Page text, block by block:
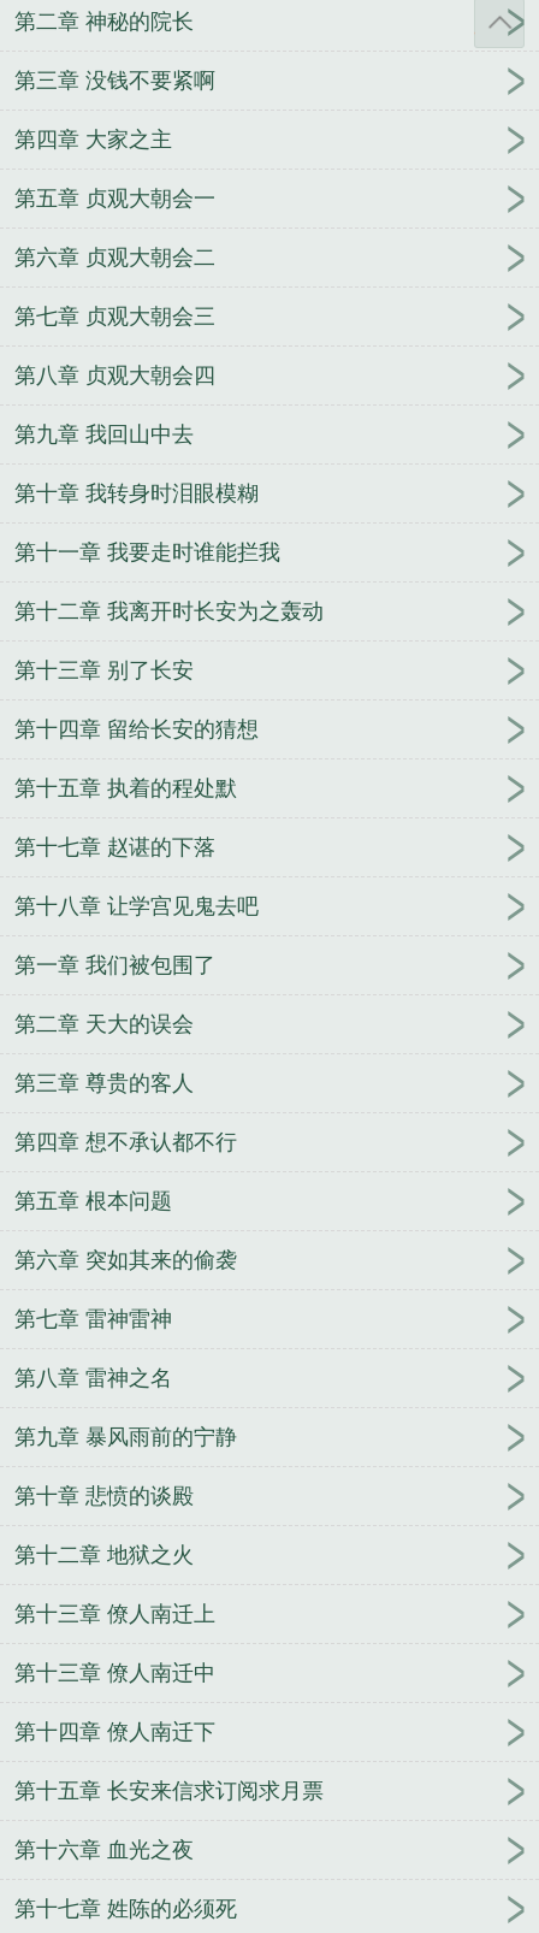
第二章 神秘的院长
第三章 没钱不要紧啊
第四章 大家之主
第五章 贞观大朝会一
第六章 贞观大朝会二
第七章 贞观大朝会三
第八章 贞观大朝会四
第九章 我回山中去
第十章 我转身时泪眼模糊
第十一章 我要走时谁能拦我
第十二章 我离开时长安为之轰动
第十三章 别了长安
第十四章 留给长安的猜想
第十五章 执着的程处默
第十七章 赵谌的下落
第十八章 让学宫见鬼去吧
第一章 我们被包围了
第二章 天大的误会
第三章 尊贵的客人
第四章 想不承认都不行
第五章 根本问题
第六章 突如其来的偷袭
第七章 雷神雷神
第八章 雷神之名
第九章 暴风雨前的宁静
第十章 悲愤的谈殿
第十二章 地狱之火
第十三章 僚人南迁上
第十三章 僚人南迁中
第十四章 僚人南迁下
第十五章 长安来信求订阅求月票
第十六章 血光之夜
第十七章 姓陈的必须死